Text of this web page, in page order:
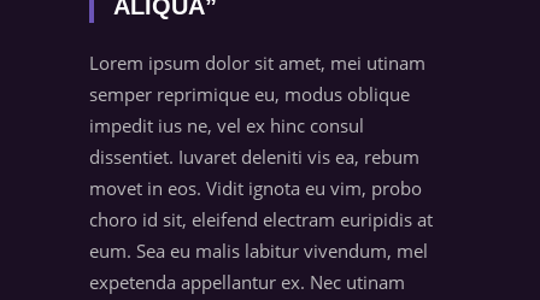
ALIQUA”
Lorem ipsum dolor sit amet, mei utinam
semper reprimique eu, modus oblique
impedit ius ne, vel ex hinc consul
dissentiet. Iuvaret deleniti vis ea, rebum
movet in eos. Vidit ignota eu vim, probo
choro id sit, eleifend electram euripidis at
eum. Sea eu malis labitur vivendum, mel
expetenda appellantur ex. Nec utinam